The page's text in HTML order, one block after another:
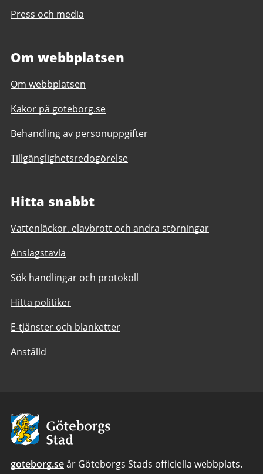
Press och media
Om webbplatsen
Om webbplatsen
Kakor på goteborg.se
Behandling av personuppgifter
Tillgänglighetsredogörelse
Hitta snabbt
Vattenläckor, elavbrott och andra störningar
Anslagstavla
Sök handlingar och protokoll
Hitta politiker
E-tjänster och blanketter
Anställd
Avsändare:
Göteborgs
Stad
goteborg.seär Göteborgs Stads officiella webbplats.